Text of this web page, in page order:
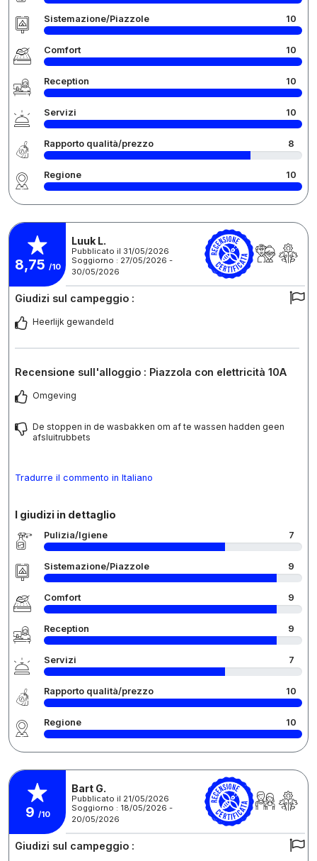
Sistemazione/Piazzole 10
Comfort 10
Reception 10
Servizi 10
Rapporto qualità/prezzo 8
Regione 10
8,75 /10
Luuk L.
Pubblicato il 31/05/2026
Soggiorno : 27/05/2026 -
30/05/2026
Giudizi sul campeggio :
Heerlijk gewandeld
Recensione sull'alloggio : Piazzola con elettricità 10A
Omgeving
De stoppen in de wasbakken om af te wassen hadden geen
afsluitrubbets
Tradurre il commento in Italiano
I giudizi in dettaglio
Pulizia/Igiene 7
Sistemazione/Piazzole 9
Comfort 9
Reception 9
Servizi 7
Rapporto qualità/prezzo 10
Regione 10
9 /10
Bart G.
Pubblicato il 21/05/2026
Soggiorno : 18/05/2026 -
20/05/2026
Giudizi sul campeggio :